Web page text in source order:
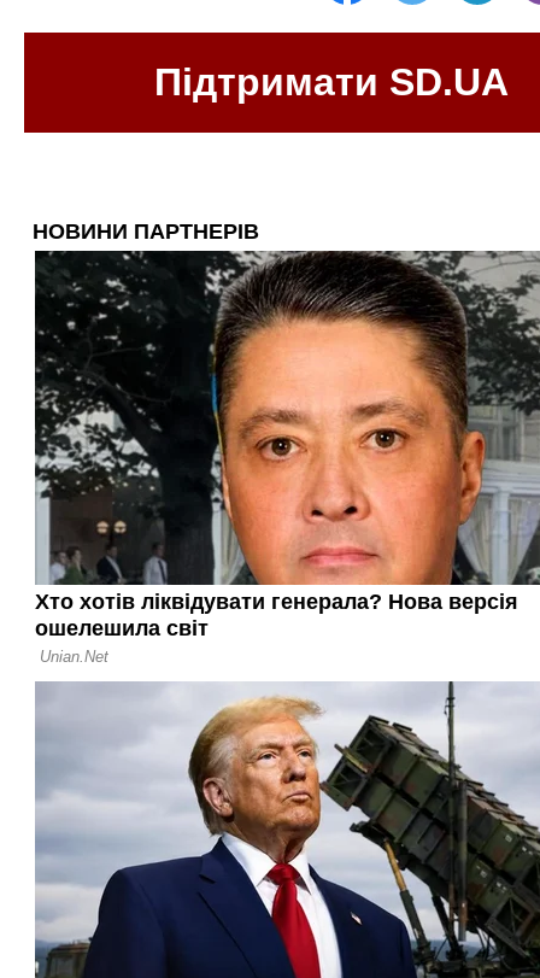
Підтримати SD.UA